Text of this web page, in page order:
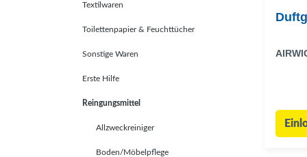
Textilwaren
Toilettenpapier & Feuchttücher
Sonstige Waren
Erste Hilfe
Reingungsmittel
Allzweckreiniger
Boden/Möbelpflege